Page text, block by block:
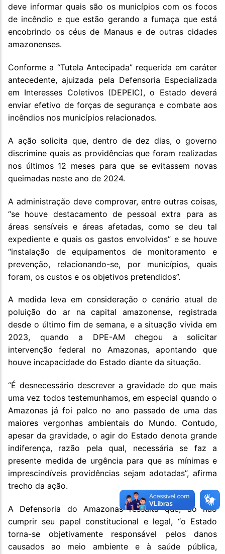
deve informar quais são os municípios com os focos
de incêndio e que estão gerando a fumaça que está
encobrindo os céus de Manaus e de outras cidades
amazonenses.
Conforme a “Tutela Antecipada” requerida em caráter
antecedente, ajuizada pela Defensoria Especializada
em Interesses Coletivos (DEPEIC), o Estado deverá
enviar efetivo de forças de segurança e combate aos
incêndios nos municípios relacionados.
A ação solicita que, dentro de dez dias, o governo
discrimine quais as providências que foram realizadas
nos últimos 12 meses para que se evitassem novas
queimadas neste ano de 2024.
A administração deve comprovar, entre outras coisas,
“se houve destacamento de pessoal extra para as
áreas sensíveis e áreas afetadas, como se deu tal
expediente e quais os gastos envolvidos” e se houve
“instalação de equipamentos de monitoramento e
prevenção, relacionando-se, por municípios, quais
foram, os custos e os objetivos pretendidos”.
A medida leva em consideração o cenário atual de
poluição do ar na capital amazonense, registrada
desde o último fim de semana, e a situação vivida em
2023, quando a DPE-AM chegou a solicitar
intervenção federal no Amazonas, apontando que
houve incapacidade do Estado diante da situação.
“É desnecessário descrever a gravidade do que mais
uma vez todos testemunhamos, em especial quando o
Amazonas já foi palco no ano passado de uma das
maiores vergonhas ambientais do Mundo. Contudo,
apesar da gravidade, o agir do Estado denota grande
indiferença, razão pela qual, necessária se faz a
presente medida de urgência para que as mínimas e
imprescindíveis providências sejam adotadas”, afirma
trecho da ação.
A Defensoria do Amazonas ressalta que, ao não
cumprir seu papel constitucional e legal, “o Estado
torna-se objetivamente responsável pelos danos
causados ao meio ambiente e à saúde pública,